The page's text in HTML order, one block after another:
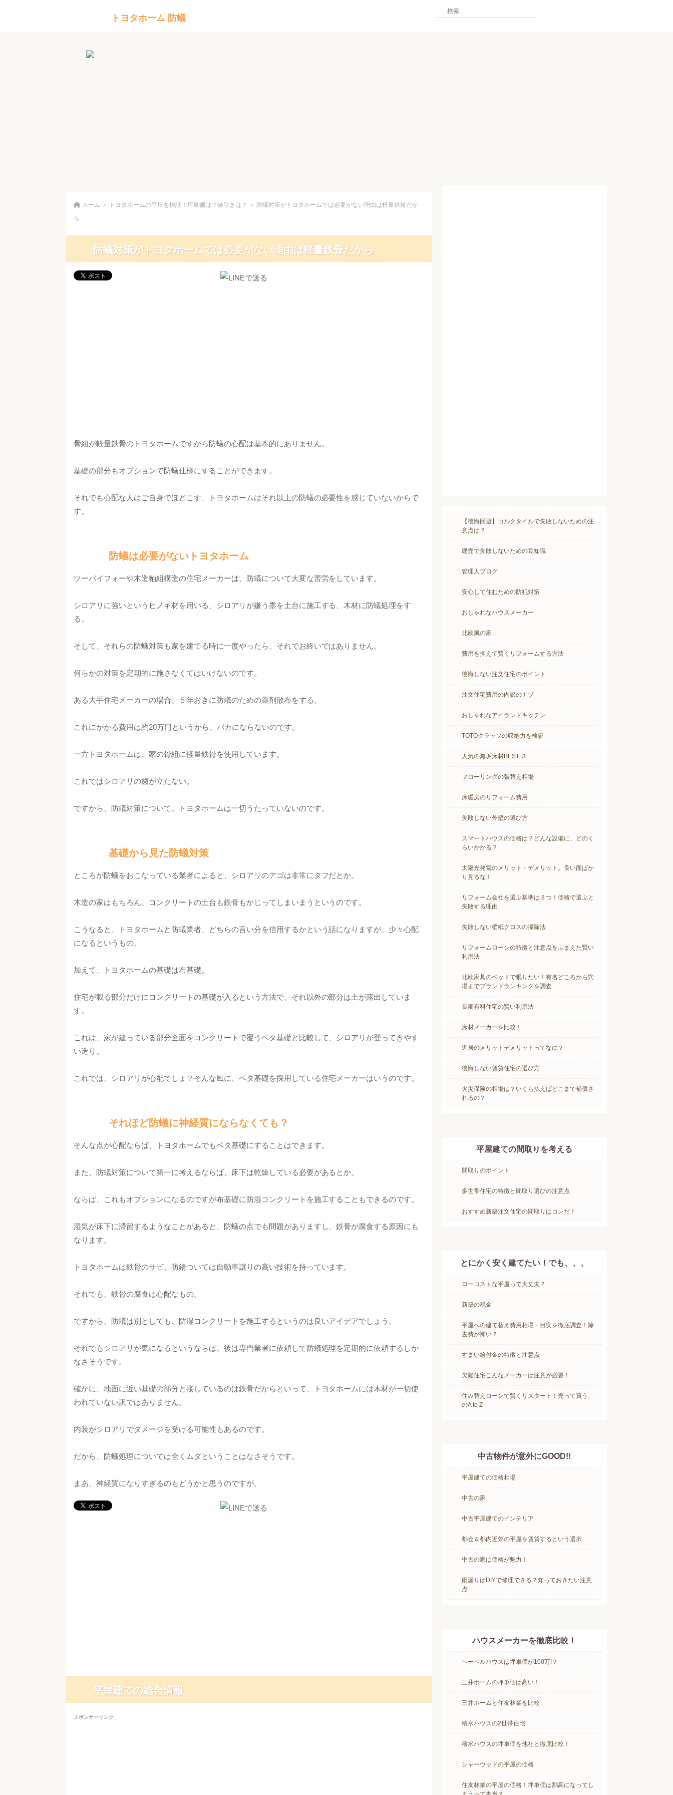
トヨタホーム 防蟻
ホーム ＞ トヨタホームの平屋を検証！坪単価は？値引きは？ ＞ 防蟻対策がトヨタホームでは必要がない理由は軽量鉄骨だか
ら
防蟻対策がトヨタホームでは必要がない理由は軽量鉄骨だから
骨組が軽量鉄骨のトヨタホームですから防蟻の心配は基本的にありません。
基礎の部分もオプションで防蟻仕様にすることができます。
それでも心配な人はご自身でほどこす、トヨタホームはそれ以上の防蟻の必要性を感じていないからで
す。
防蟻は必要がないトヨタホーム
ツーバイフォーや木造軸組構造の住宅メーカーは、防蟻について大変な苦労をしています。
シロアリに強いというヒノキ材を用いる、シロアリが嫌う墨を土台に施工する、木材に防蟻処理をす
る。
そして、それらの防蟻対策も家を建てる時に一度やったら、それでお終いではありません。
何らかの対策を定期的に施さなくてはいけないのです。
ある大手住宅メーカーの場合、５年おきに防蟻のための薬剤散布をする。
これにかかる費用は約20万円というから、バカにならないのです。
一方トヨタホームは、家の骨組に軽量鉄骨を使用しています。
これではシロアリの歯が立たない。
ですから、防蟻対策について、トヨタホームは一切うたっていないのです。
基礎から見た防蟻対策
ところが防蟻をおこなっている業者によると、シロアリのアゴは非常にタフだとか。
木造の家はもちろん、コンクリートの土台も鉄骨もかじってしまいまうというのです。
こうなると、トヨタホームと防蟻業者、どちらの言い分を信用するかという話になりますが、少々心配
になるというもの。
加えて、トヨタホームの基礎は布基礎。
住宅が載る部分だけにコンクリートの基礎が入るという方法で、それ以外の部分は土が露出していま
す。
これは、家が建っている部分全面をコンクリートで覆うベタ基礎と比較して、シロアリが登ってきやす
い造り。
これでは、シロアリが心配でしょ？そんな風に、ベタ基礎を採用している住宅メーカーはいうのです。
それほど防蟻に神経質にならなくても？
そんな点が心配ならば、トヨタホームでもベタ基礎にすることはできます。
また、防蟻対策について第一に考えるならば、床下は乾燥している必要があるとか。
ならば、これもオプションになるのですが布基礎に防湿コンクリートを施工することもできるのです。
湿気が床下に滞留するようなことがあると、防蟻の点でも問題がありますし、鉄骨が腐食する原因にも
なります。
トヨタホームは鉄骨のサビ、防錆ついては自動車譲りの高い技術を持っています。
それでも、鉄骨の腐食は心配なもの。
ですから、防蟻は別としても、防湿コンクリートを施工するというのは良いアイデアでしょう。
それでもシロアリが気になるというならば、後は専門業者に依頼して防蟻処理を定期的に依頼するしか
なさそうです。
確かに、地面に近い基礎の部分と接しているのは鉄骨だからといって、トヨタホームには木材が一切使
われていない訳ではありません。
内装がシロアリでダメージを受ける可能性もあるのです。
だから、防蟻処理については全くムダということはなさそうです。
まあ、神経質になりすぎるのもどうかと思うのですが。
平屋建ての総合情報
スポンサーリンク
【後悔回避】コルクタイルで失敗しないための注
意点は？
建売で失敗しないための豆知識
管理人ブログ
安心して住むための防犯対策
おしゃれなハウスメーカー
北欧風の家
費用を抑えて賢くリフォームする方法
後悔しない注文住宅のポイント
注文住宅費用の内訳のナゾ
おしゃれなアイランドキッチン
TOTOクラッソの収納力を検証
人気の無垢床材BEST ３
フローリングの張替え相場
床暖房のリフォーム費用
失敗しない外壁の選び方
スマートハウスの価格は？どんな設備に、どのく
らいかかる？
太陽光発電のメリット・デメリット。良い面ばか
り見るな！
リフォーム会社を選ぶ基準は３つ！価格で選ぶと
失敗する理由
失敗しない壁紙クロスの掃除法
リフォームローンの特徴と注意点をふまえた賢い
利用法
北欧家具のベッドで眠りたい！有名どころから穴
場までブランドランキングを調査
長期有料住宅の賢い利用法
床材メーカーを比較！
近居のメリットデメリットってなに？
後悔しない賃貸住宅の選び方
火災保険の相場は？いくら払えばどこまで補償さ
れるの？
平屋建ての間取りを考える
間取りのポイント
多世帯住宅の特徴と間取り選びの注意点
おすすめ新築注文住宅の間取りはコレだ！
とにかく安く建てたい！でも、、、
ローコストな平屋って大丈夫？
新築の税金
平屋への建て替え費用相場・目安を徹底調査！除
去費が怖い？
すまい給付金の特徴と注意点
欠陥住宅こんなメーカーは注意が必要！
住み替えローンで賢くリスタート！売って買う、
のA to Z
中古物件が意外にGOOD!!
平屋建ての価格相場
中古の家
中古平屋建てのインテリア
都会＆都内近郊の平屋を賃貸するという選択
中古の家は価格が魅力！
雨漏りはDIYで修理できる？知っておきたい注意
点
ハウスメーカーを徹底比較！
ヘーベルハウスは坪単価が100万!？
三井ホームの坪単価は高い！
三井ホームと住友林業を比較
積水ハウスの2世帯住宅
積水ハウスの坪単価を他社と徹底比較！
シャーウッドの平屋の価格
住友林業の平屋の価格！坪単価は割高になってし